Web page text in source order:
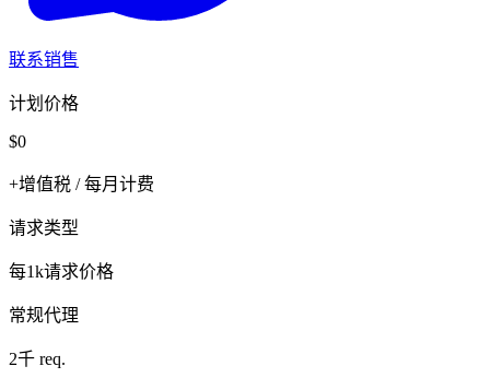
联系销售
计划价格
$0
+增值税 / 每月计费
请求类型
每1k请求价格
常规代理
2千 req.